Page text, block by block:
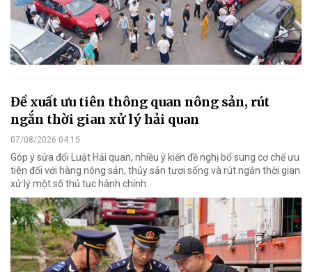
Đề xuất ưu tiên thông quan nông sản, rút
ngắn thời gian xử lý hải quan
07/08/2026 04:15
Góp ý sửa đổi Luật Hải quan, nhiều ý kiến đề nghị bổ sung cơ chế ưu
tiên đối với hàng nông sản, thủy sản tươi sống và rút ngắn thời gian
xử lý một số thủ tục hành chính.